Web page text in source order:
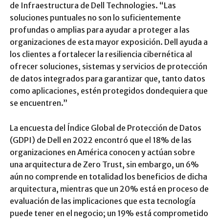
de Infraestructura de Dell Technologies. “Las
soluciones puntuales no son lo suficientemente
profundas o amplias para ayudar a proteger a las
organizaciones de esta mayor exposición. Dell ayuda a
los clientes a fortalecer la resiliencia cibernética al
ofrecer soluciones, sistemas y servicios de protección
de datos integrados para garantizar que, tanto datos
como aplicaciones, estén protegidos dondequiera que
se encuentren.”
La encuesta del Índice Global de Protección de Datos
(GDPI) de Dell en 2022 encontró que el 18% de las
organizaciones en América conocen y actúan sobre
una arquitectura de Zero Trust, sin embargo, un 6%
aún no comprende en totalidad los beneficios de dicha
arquitectura, mientras que un 20% está en proceso de
evaluación de las implicaciones que esta tecnología
puede tener en el negocio; un 19% está comprometido